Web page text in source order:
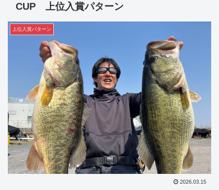
CUP 上位入賞パターン
上位入賞パターン
2026.03.15